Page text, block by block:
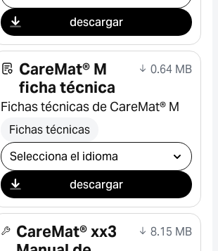
descargar
CareMat® M
ficha técnica
0.64 MB
Fichas técnicas de CareMat® M
Fichas técnicas
Seleccionar descarga
descargar
CareMat® xx3
8.15 MB